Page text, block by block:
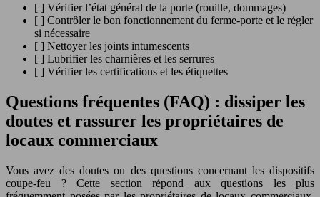
[ ] Vérifier l’état général de la porte (rouille, dommages)
[ ] Contrôler le bon fonctionnement du ferme-porte et le régler
si nécessaire
[ ] Nettoyer les joints intumescents
[ ] Lubrifier les charnières et les serrures
[ ] Vérifier les certifications et les étiquettes
Questions fréquentes (FAQ) : dissiper les
doutes et rassurer les propriétaires de
locaux commerciaux
Vous avez des doutes ou des questions concernant les dispositifs
coupe-feu ? Cette section répond aux questions les plus